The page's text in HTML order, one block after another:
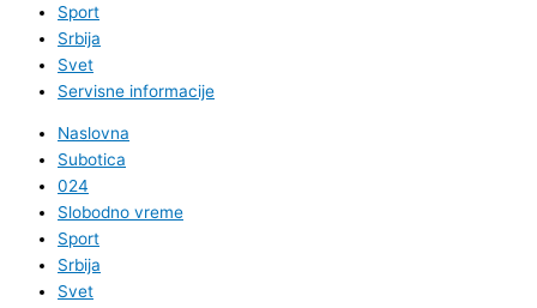
Sport
Srbija
Svet
Servisne informacije
Naslovna
Subotica
024
Slobodno vreme
Sport
Srbija
Svet